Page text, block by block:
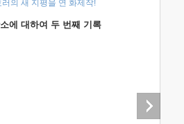
의 새 지평을 연 화제작!
에 대하여 두 번째 기록